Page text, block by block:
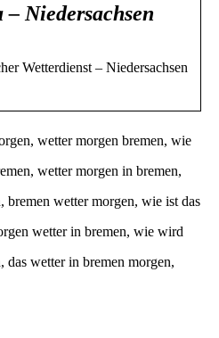
Niedersachsen
Wetterdienst – Niedersachsen
wetter morgen bremen, wie
wetter morgen in bremen,
bremen wetter morgen, wie ist das
wetter in bremen, wie wird
das wetter in bremen morgen,